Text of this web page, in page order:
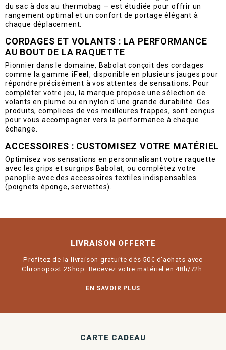
du sac à dos au thermobag — est étudiée pour offrir un
rangement optimal et un confort de portage élégant à
chaque déplacement.
CORDAGES ET VOLANTS : LA PERFORMANCE
AU BOUT DE LA RAQUETTE
Pionnier dans le domaine, Babolat conçoit des cordages
comme la gamme iFeel, disponible en plusieurs jauges pour
répondre précisément à vos attentes de sensations. Pour
compléter votre jeu, la marque propose une sélection de
volants en plume ou en nylon d'une grande durabilité. Ces
produits, complices de vos meilleures frappes, sont conçus
pour vous accompagner vers la performance à chaque
échange.
ACCESSOIRES : CUSTOMISEZ VOTRE MATÉRIEL
Optimisez vos sensations en personnalisant votre raquette
avec les grips et surgrips Babolat, ou complétez votre
panoplie avec des accessoires textiles indispensables
(poignets éponge, serviettes).
LIVRAISON OFFERTE
Profitez de la livraison gratuite dès 50€ d'achats avec
Chronopost 2Shop. Recevez votre matériel en 48h/72h.
EN SAVOIR PLUS
CARTE CADEAU